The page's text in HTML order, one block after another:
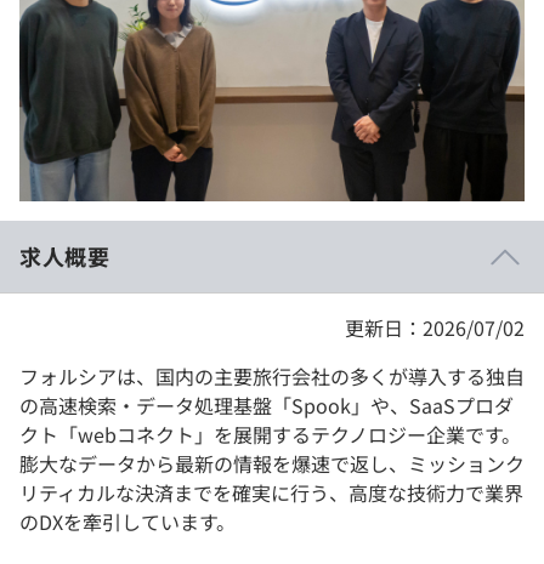
就活成功ガイド
個人向けプラン
法人向けプラン
学校向けプラン
契約内容・クーポン
求人概要
更新日：2026/07/02
フォルシアは、国内の主要旅行会社の多くが導入する独自
の高速検索・データ処理基盤「Spook」や、SaaSプロダ
クト「webコネクト」を展開するテクノロジー企業です。
膨大なデータから最新の情報を爆速で返し、ミッションク
リティカルな決済までを確実に行う、高度な技術力で業界
のDXを牽引しています。